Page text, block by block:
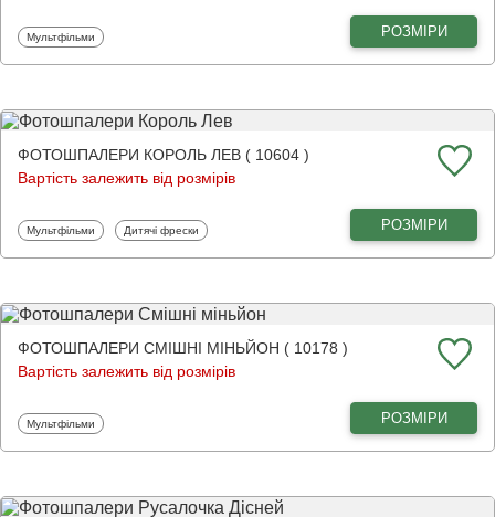
Фотошпалери
Мультфільми РОЗМІРИ
ФОТОШПАЛЕРИ КОРОЛЬ ЛЕВ ( 10604 )
Вартість залежить від розмірів
Фотошпалери
Мультфільми Фотошпалери
Дитячі фрески РОЗМІРИ
ФОТОШПАЛЕРИ СМІШНІ МІНЬЙОН ( 10178 )
Вартість залежить від розмірів
Фотошпалери
Мультфільми РОЗМІРИ